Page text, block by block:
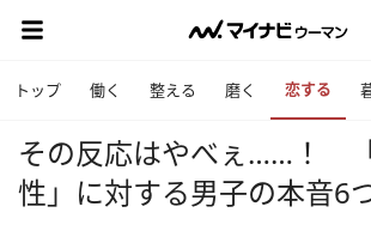
トップ 働く 整える 磨く 恋する
その反応はやべぇ……！
性」に対する男子の本音6